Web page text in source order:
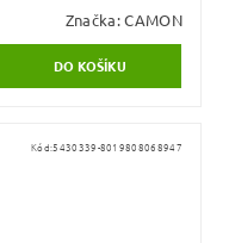
Značka:CAMON
Kód:5430339-8019808068947